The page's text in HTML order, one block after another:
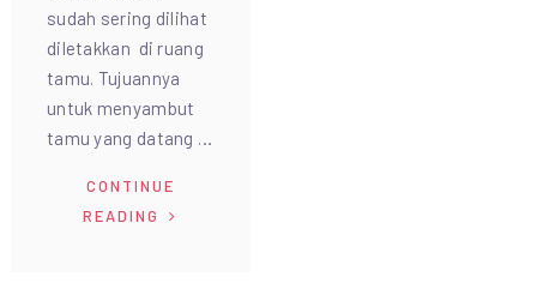
sudah sering dilihat
diletakkan di ruang
tamu. Tujuannya
untuk menyambut
tamu yang datang …
CONTINUE
READING